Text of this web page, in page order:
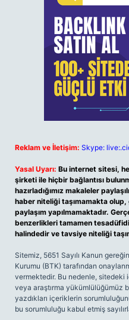
Reklam ve İletişim: Skype:
Yasal Uyarı: Bu internet sitesi,
şirketi ile hiçbir bağlantısı
hazırladığımız makaleler
haber niteliği taşımamakta
paylaşım yapılmamaktadır.
benzerlikleri tamamen
halindedir ve tavsiye niteliği
Sitemiz, 5651 Sayılı Kanun
Kurumu (BTK) tarafından
vermektedir. Bu nedenle,
veya araştırma yükümlülüğümüz
yazdıkları içeriklerin
bu sorumluluğu kabul etmiş